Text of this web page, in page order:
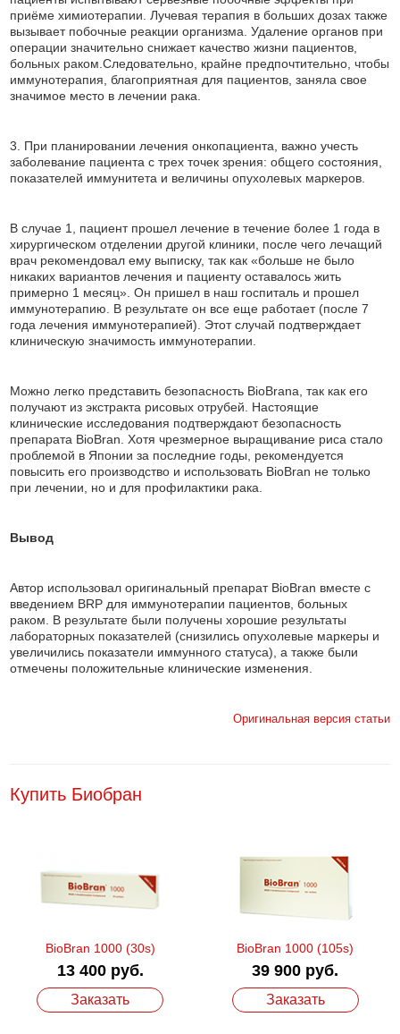
приёме химиотерапии. Лучевая терапия в больших дозах также
вызывает побочные реакции организма. Удаление органов при
операции значительно снижает качество жизни пациентов,
больных раком.Следовательно, крайне предпочтительно, чтобы
иммунотерапия, благоприятная для пациентов, заняла свое
значимое место в лечении рака.
3. При планировании лечения онкопациента, важно учесть
заболевание пациента с трех точек зрения: общего состояния,
показателей иммунитета и величины опухолевых маркеров.
В случае 1, пациент прошел лечение в течение более 1 года в
хирургическом отделении другой клиники, после чего лечащий
врач рекомендовал ему выписку, так как «больше не было
никаких вариантов лечения и пациенту оставалось жить
примерно 1 месяц». Он пришел в наш госпиталь и прошел
иммунотерапию. В результате он все еще работает (после 7
года лечения иммунотерапией). Этот случай подтверждает
клиническую значимость иммунотерапии.
Можно легко представить безопасность BioBranа, так как его
получают из экстракта рисовых отрубей. Настоящие
клинические исследования подтверждают безопасность
препарата BioBran. Хотя чрезмерное выращивание риса стало
проблемой в Японии за последние годы, рекомендуется
повысить его производство и использовать BioBran не только
при лечении, но и для профилактики рака.
Вывод
Автор использовал оригинальный препарат BioBran вместе с
введением BRP для иммунотерапии пациентов, больных
раком. В результате были получены хорошие результаты
лабораторных показателей (снизились опухолевые маркеры и
увеличились показатели иммунного статуса), а также были
отмечены положительные клинические изменения.
Оригинальная версия статьи
Купить Биобран
BioBran 1000 (30s)
13 400 руб.
Заказать
BioBran 1000 (105s)
39 900 руб.
Заказать